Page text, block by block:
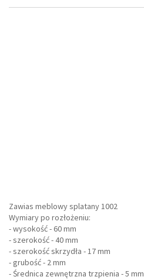
Zawias meblowy splatany 1002
Wymiary po rozłożeniu:
- wysokość - 60 mm
- szerokość - 40 mm
- szerokość skrzydła - 17 mm
- grubość - 2 mm
- Średnica zewnętrzna trzpienia - 5 mm